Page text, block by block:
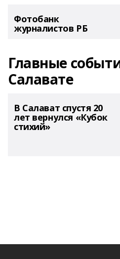
Фотобанк
журналистов РБ
Главные
Салавате
В Салават спустя 20
лет вернулся «Кубок
стихий»